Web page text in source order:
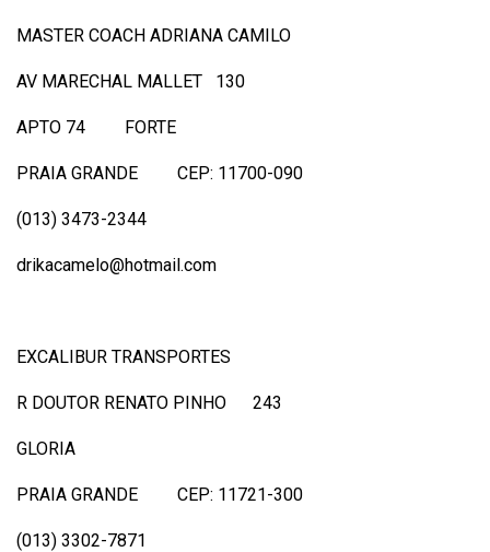
MASTER COACH ADRIANA CAMILO
AV MARECHAL MALLET 130
APTO 74 FORTE
PRAIA GRANDE CEP: 11700-090
(013) 3473-2344
drikacamelo@hotmail.com
EXCALIBUR TRANSPORTES
R DOUTOR RENATO PINHO 243
GLORIA
PRAIA GRANDE CEP: 11721-300
(013) 3302-7871